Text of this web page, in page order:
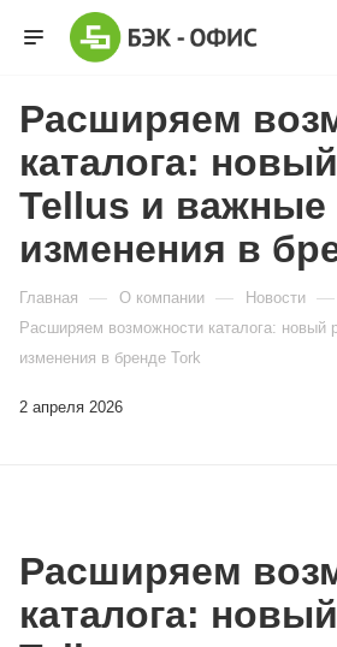
Расширяем
каталога:
Tellus и важные
изменения в
Главная — О компании — Новости —
Расширяем возможности каталога: новый
изменения в бренде Tork
2 апреля 2026
Расширяем
каталога: